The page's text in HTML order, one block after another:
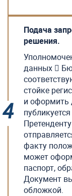
Подача
решения.
данных 
стойке
и оформить
факту
может
паспорт,
Документ
обложкой.